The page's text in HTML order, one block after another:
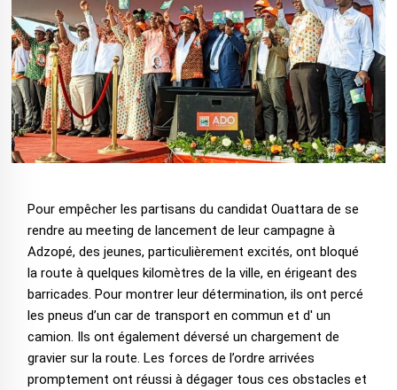
Pour empêcher les partisans du candidat Ouattara de se
rendre au meeting de lancement de leur campagne à
Adzopé, des jeunes, particulièrement excités, ont bloqué
la route à quelques kilomètres de la ville, en érigeant des
barricades. Pour montrer leur détermination, ils ont percé
les pneus d’un car de transport en commun et d' un
camion. Ils ont également déversé un chargement de
gravier sur la route. Les forces de l’ordre arrivées
promptement ont réussi à dégager tous ces obstacles et